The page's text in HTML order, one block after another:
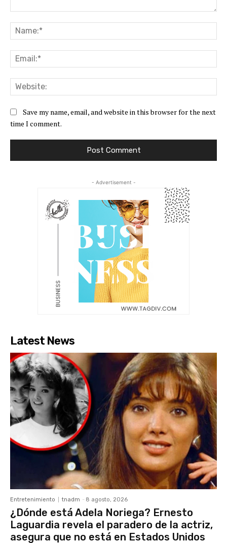
Save my name, email, and website in this browser for the next
time I comment.
- Advertisement -
Latest News
Entretenimiento tnadm - 8 agosto, 2026
¿Dónde está Adela Noriega? Ernesto
Laguardia revela el paradero de la actriz,
asegura que no está en Estados Unidos